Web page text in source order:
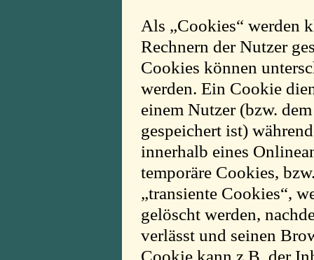
Als „Cookies“ werden
Rechnern der Nutzer
Cookies können
werden. Ein Cookie
einem Nutzer (bzw.
gespeichert ist)
innerhalb eines
temporäre Cookies,
„transiente Cookies“,
gelöscht werden,
verlässt und seinen